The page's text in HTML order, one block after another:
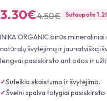
4.50€
3.30€ Sutaupote
INIKA ORGANIC birūs mineraliniai
natūralų švytėjimą ir jaunatvišką
lengvai pasiskirsto ant odos ir
Suteikia skaistumo ir švytėjimo.
Švelni spalva tolygiai pasiskirsto